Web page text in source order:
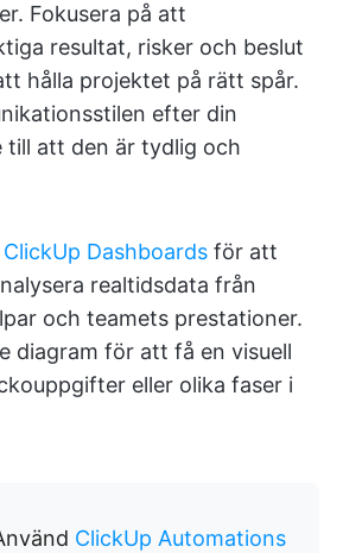
Fokusera på att
resultat, risker och beslut
hålla projektet på rätt spår.
efter din
till att den är tydlig och
ClickUp Dashboards för att
realtidsdata från
och teamets prestationer.
diagram för att få en visuell
eller olika faser i
ClickUp Automations